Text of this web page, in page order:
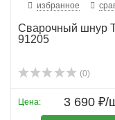
избранное
Сварочный шнур
91205
(0)
Цена: 3 690 ₽/